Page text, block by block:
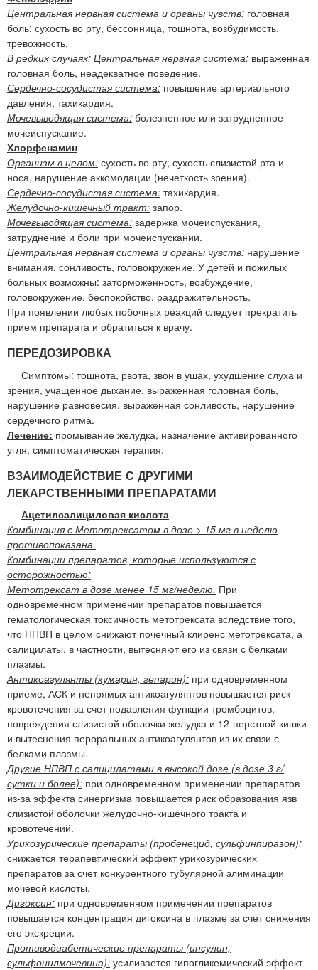
Центральная нервная система и органы чувств: головная
боль; сухость во рту, бессонница, тошнота, возбудимость,
тревожность.
В редких случаях: Центральная нервная система: выраженная
головная боль, неадекватное поведение.
Сердечно-сосудистая система: повышение артериального
давления, тахикардия.
Мочевыводящая система: болезненное или затрудненное
мочеиспускание.
Хлорфенамин
Организм в целом: сухость во рту; сухость слизистой рта и
носа, нарушение аккомодации (нечеткость зрения).
Сердечно-сосудистая система: тахикардия.
Желудочно-кишечный тракт: запор.
Мочевыводящая система: задержка мочеиспускания,
затруднение и боли при мочеиспускании.
Центральная нервная система и органы чувств: нарушение
внимания, сонливость, головокружение. У детей и пожилых
больных возможны: заторможенность, возбуждение,
головокружение, беспокойство, раздражительность.
При появлении любых побочных реакций следует прекратить
прием препарата и обратиться к врачу.
ПЕРЕДОЗИРОВКА
Симптомы: тошнота, рвота, звон в ушах, ухудшение слуха и
зрения, учащенное дыхание, выраженная головная боль,
нарушение равновесия, выраженная сонливость, нарушение
сердечного ритма.
Лечение: промывание желудка, назначение активированного
угля, симптоматическая терапия.
ВЗАИМОДЕЙСТВИЕ С ДРУГИМИ
ЛЕКАРСТВЕННЫМИ ПРЕПАРАТАМИ
Ацетилсалициловая кислота
Комбинация с Метотрексатом в дозе > 15 мг в неделю
противопоказана.
Комбинации препаратов, которые используются с
осторожностью:
Метотрексат в дозе менее 15 мг/неделю. При
одновременном применении препаратов повышается
гематологическая токсичность метотрексата вследствие того,
что НПВП в целом снижают почечный клиренс метотрексата, а
салицилаты, в частности, вытесняют его из связи с белками
плазмы.
Антикоагулянты (кумарин, гепарин): при одновременном
приеме, АСК и непрямых антикоагулянтов повышается риск
кровотечения за счет подавления функции тромбоцитов,
повреждения слизистой оболочки желудка и 12-перстной кишки
и вытеснения пероральных антикоагулянтов из их связи с
белками плазмы.
Другие НПВП с салицилатами в высокой дозе (в дозе 3 г/
сутки и более): при одновременном применении препаратов
из-за эффекта синергизма повышается риск образования язв
слизистой оболочки желудочно-кишечного тракта и
кровотечений.
Урикозурические препараты (пробенецид, сульфинпиразон):
снижается терапевтический эффект урикозурических
препаратов за счет конкурентного тубулярной элиминации
мочевой кислоты.
Дигоксин: при одновременном применении препаратов
повышается концентрация дигоксина в плазме за счет снижения
его экскреции.
Противодиабетические препараты (инсулин,
сульфонилмочевина): усиливается гипогликемический эффект